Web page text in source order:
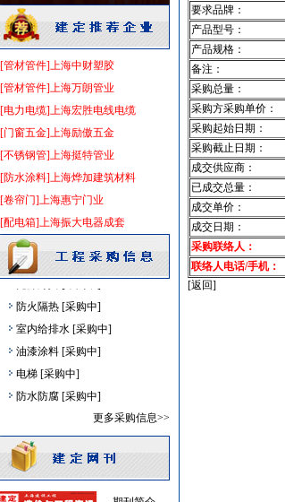
[管材管件]上海中财塑胶
[管材管件]上海万朗管业
[电力电缆]上海宏胜电线电缆
[门窗五金]上海励傲五金
[不锈钢管]上海挺特管业
[防水涂料]上海烨加建筑材料
[卷帘门]上海惠宁门业
[配电箱]上海振大电器成套
给排水系统 [采购中]
阀门
[采购中]
给排水系统 [采购中]
火灾自动报警系统
[采购中]
商品混凝土 [采购中]
装饰石材
[采购中]
低压电器
[采购中]
卫浴洁具
[采购中]
防水防腐
[采购中]
火灾自动报警系统
石材木材 [采购中]
墙地面砖 [采购中]
光源灯具 [采购中]
防火隔热
[采购中]
室内给排水
[采购中]
油漆涂料
[采购中]
电梯
[采购中]
防水防腐
[采购中]
仪器仪表电线电缆 [采购中]
pvc-u排水管 [采购中]
电线电缆 [采购中]
复合木地板 [采购中]
更多采购信息>>
要求品牌：
产品型号：
产品规格：
备注：
采购总量：
采购方采购单价：
采购起始日期：
采购截止日期：
成交供应商：
已成交总量：
成交单价：
成交日期：
采购联络人：
联络人电话/手机：
[返回]